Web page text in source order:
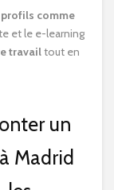
comme
et le e-learning
travailtout en
un
Madrid